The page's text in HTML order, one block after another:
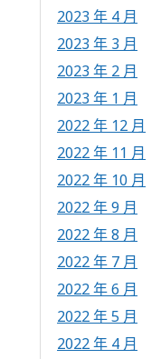
2023 年 4 月
2023 年 3 月
2023 年 2 月
2023 年 1 月
2022 年 12 月
2022 年 11 月
2022 年 10 月
2022 年 9 月
2022 年 8 月
2022 年 7 月
2022 年 6 月
2022 年 5 月
2022 年 4 月